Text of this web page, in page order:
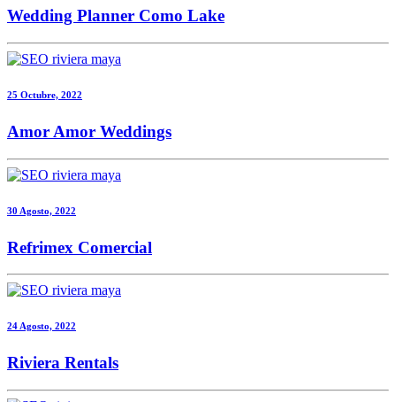
Wedding Planner Como Lake
25 Octubre, 2022
Amor Amor Weddings
30 Agosto, 2022
Refrimex Comercial
24 Agosto, 2022
Riviera Rentals